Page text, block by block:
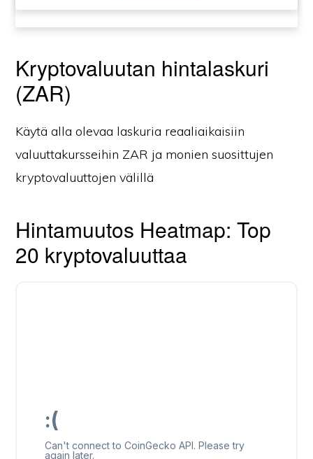
Kryptovaluutan hintalaskuri
(ZAR)
Käytä alla olevaa laskuria reaaliaikaisiin
valuuttakursseihin ZAR ja monien suosittujen
kryptovaluuttojen välillä
Hintamuutos Heatmap: Top
20 kryptovaluuttaa